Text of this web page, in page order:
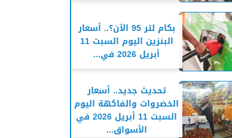
بكام لتر 95 الآن؟.. أسعار
البنزين اليوم السبت 11
أبريل 2026 في...
تحديث جديد.. أسعار
الخضروات والفاكهة اليوم
السبت 11 أبريل 2026 في
الأسواق...